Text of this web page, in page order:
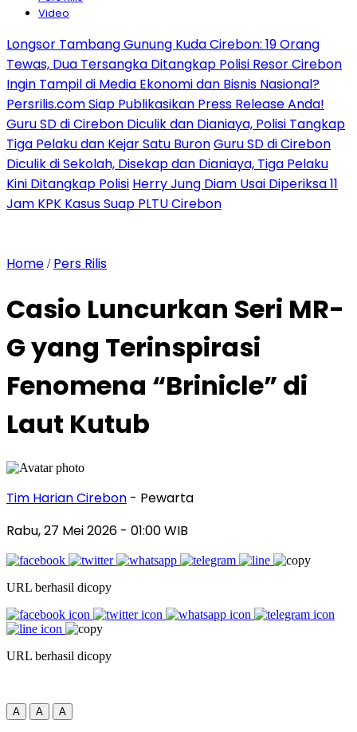
Video
Longsor Tambang Gunung Kuda Cirebon: 19 Orang
Tewas, Dua Tersangka Ditangkap Polisi Resor Cirebon
Ingin Tampil di Media Ekonomi dan Bisnis Nasional?
Persrilis.com Siap Publikasikan Press Release Anda!
Guru SD di Cirebon Diculik dan Dianiaya, Polisi Tangkap
Tiga Pelaku dan Kejar Satu BuronGuru SD di Cirebon
Diculik di Sekolah, Disekap dan Dianiaya, Tiga Pelaku
Kini Ditangkap Polisi Herry Jung Diam Usai Diperiksa 11
Jam KPK Kasus Suap PLTU Cirebon
Home / Pers Rilis
Casio Luncurkan Seri MR-
G yang Terinspirasi
Fenomena “Brinicle” di
Laut Kutub
Tim Harian Cirebon - Pewarta
Rabu, 27 Mei 2026 - 01:00 WIB
URL berhasil dicopy
URL berhasil dicopy
A A A